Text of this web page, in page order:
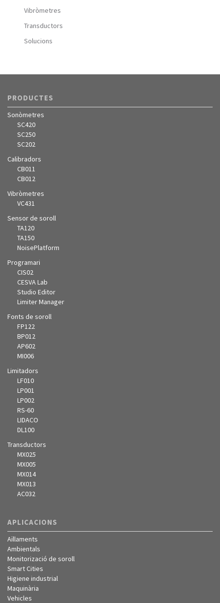
Vibròmetres
Transductors
Solucions
PRODUCTES
Sonòmetres
SC420
SC250
SC202
Calibradors
CB011
CB012
Vibròmetres
VC431
Sensor de soroll
TA120
TA150
NoisePlatform
Programari
CIS02
CESVA Lab
Studio Editor
Limiter Manager
Fonts de soroll
FP122
BP012
AP602
MI006
Limitadors
LF010
LP001
LP002
RS-60
LIDACO
DL100
Transductors
MX025
MX005
MX014
MX013
AC032
APLICACIONS
Aïllaments
Ambientals
Monitorizació de soroll
Smart Cities
Higiene industrial
Maquinària
Vehicles